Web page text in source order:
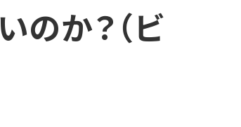
か？（ビ